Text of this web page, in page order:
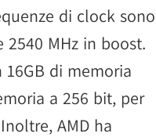
di clock sono
2540 MHz in boost.
di memoria
a 256 bit, per
AMD ha